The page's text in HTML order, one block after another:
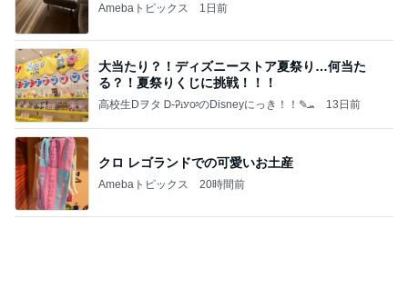
Amebaトピックス 1日前
大当たり？！ディズニーストア夏祭り…何当た
る？！夏祭りくじに挑戦！！！
高校生Dヲタ Ꭰ-ᎮꭵꭹꭴのDisneyにっき！！✎ܚ 13日前
クロ レゴランドでの可愛いお土産
Amebaトピックス 20時間前